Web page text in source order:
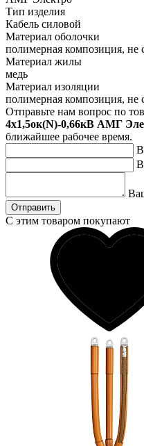
Тип изделия
Кабель силовой
Материал оболочки
полимерная композиция, не
Материал жилы
медь
Материал изоляции
полимерная композиция, не
Отправьте нам вопрос по
4х1,5ок(N)-0,66кВ АМГ
ближайшее рабочее время.
Отправить
С этим товаром покупают